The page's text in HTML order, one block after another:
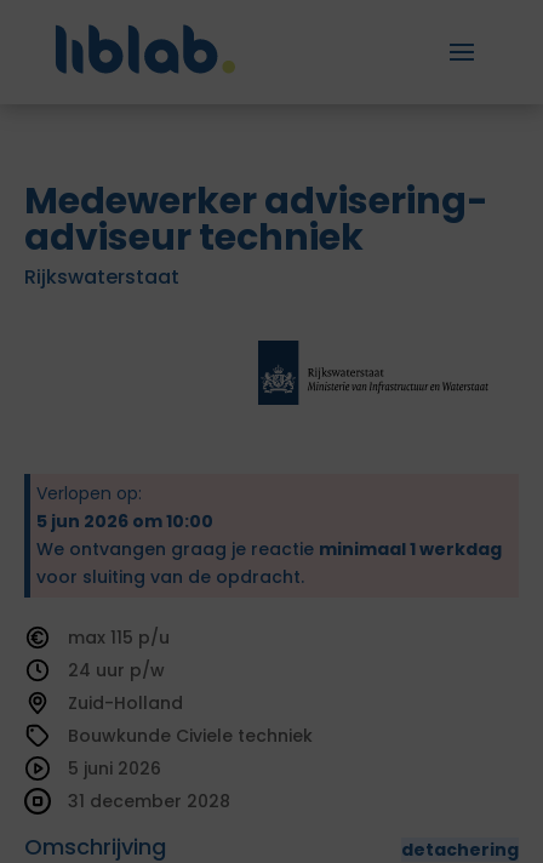
Medewerker advisering-
adviseur techniek
Rijkswaterstaat
Verlopen op:
5 jun 2026 om 10:00
We ontvangen graag je reactie minimaal 1 werkdag
voor sluiting van de opdracht.
115
24
Zuid-Holland
Bouwkunde Civiele techniek
Omschrijving detachering
5 juni 2026
31 december 2028